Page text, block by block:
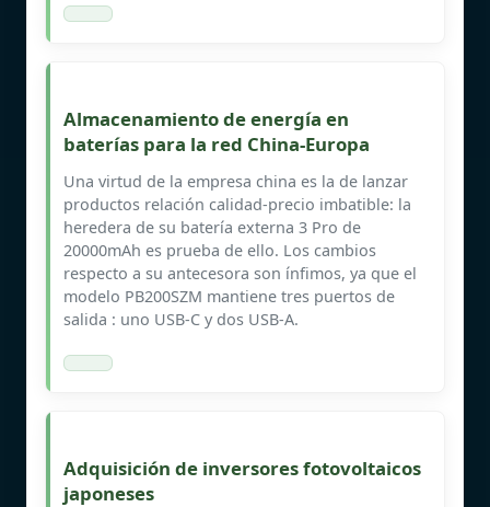
Almacenamiento de energía en
baterías para la red China-Europa
Una virtud de la empresa china es la de lanzar
productos relación calidad-precio imbatible: la
heredera de su batería externa 3 Pro de
20000mAh es prueba de ello. Los cambios
respecto a su antecesora son ínfimos, ya que el
modelo PB200SZM mantiene tres puertos de
salida : uno USB-C y dos USB-A.
Adquisición de inversores fotovoltaicos
japoneses